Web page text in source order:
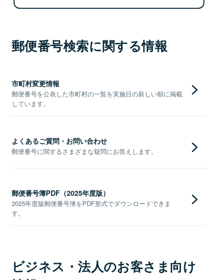
郵便番号検索に関する情報
市町村変更情報
郵便番号を公表した市町村の一覧を実施日の新しい順に掲載
しています。
よくあるご質問・お問い合わせ
郵便番号に関するさまざまな疑問にお答えします。
郵便番号簿PDF（2025年度版）
2025年度版郵便番号簿をPDF形式でダウンロードできま
す。
ビジネス・法人のお客さま向け